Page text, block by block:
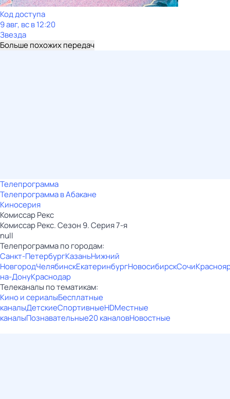
Код доступа
9 авг, вс в 12:20
Звезда
Больше похожих передач
Телепрограмма
Телепрограмма в Абакане
Киносерия
Комиссар Рекс
Комиссар Рекс. Сезон 9. Серия 7-я
null
Телепрограмма по городам:
Санкт-ПетербургКазаньНижний
НовгородЧелябинскЕкатеринбургНовосибирскСочи
на-ДонуКраснодар
Телеканалы по тематикам:
Кино и сериалыБесплатные
каналыДетскиеСпортивныеHDМестные
каналыПознавательные20 каналовНовостные